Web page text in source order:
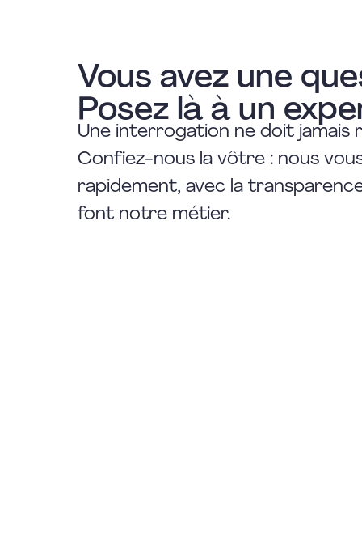
Vous avez une
Posez là à un
Une interrogation ne doit jamais
Confiez-nous la vôtre : nous
rapidement, avec la
font notre métier.